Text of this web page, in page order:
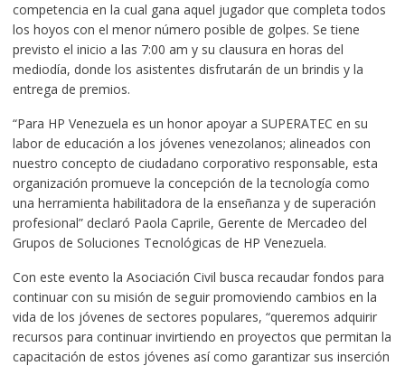
competencia en la cual gana aquel jugador que completa todos
los hoyos con el menor número posible de golpes. Se tiene
previsto el inicio a las 7:00 am y su clausura en horas del
mediodía, donde los asistentes disfrutarán de un brindis y la
entrega de premios.
“Para HP Venezuela es un honor apoyar a SUPERATEC en su
labor de educación a los jóvenes venezolanos; alineados con
nuestro concepto de ciudadano corporativo responsable, esta
organización promueve la concepción de la tecnología como
una herramienta habilitadora de la enseñanza y de superación
profesional” declaró Paola Caprile, Gerente de Mercadeo del
Grupos de Soluciones Tecnológicas de HP Venezuela.
Con este evento la Asociación Civil busca recaudar fondos para
continuar con su misión de seguir promoviendo cambios en la
vida de los jóvenes de sectores populares, “queremos adquirir
recursos para continuar invirtiendo en proyectos que permitan la
capacitación de estos jóvenes así como garantizar sus inserción